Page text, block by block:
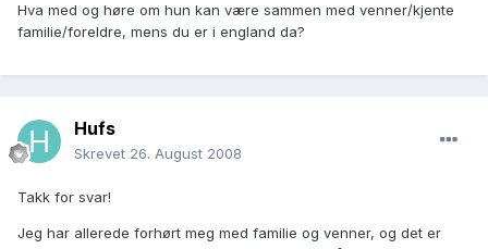
Hva med og høre om hun kan være sammen med venner/kjente
familie/foreldre, mens du er i england da?
Hufs
Skrevet 26. August 2008
Takk for svar!
Jeg har allerede forhørt meg med familie og venner, og det er